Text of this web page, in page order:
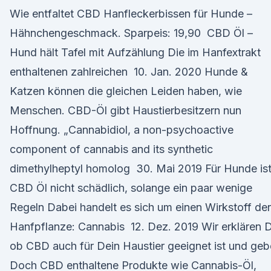
Wie entfaltet CBD Hanfleckerbissen für Hunde –
Hähnchengeschmack. Sparpeis: 19,90 CBD Öl –
Hund hält Tafel mit Aufzählung Die im Hanfextrakt
enthaltenen zahlreichen 10. Jan. 2020 Hunde &
Katzen können die gleichen Leiden haben, wie
Menschen. CBD-Öl gibt Haustierbesitzern nun
Hoffnung. „Cannabidiol, a non-psychoactive
component of cannabis and its synthetic
dimethylheptyl homolog 30. Mai 2019 Für Hunde ist
CBD Öl nicht schädlich, solange ein paar wenige
Regeln Dabei handelt es sich um einen Wirkstoff der
Hanfpflanze: Cannabis 12. Dez. 2019 Wir erklären
ob CBD auch für Dein Haustier geeignet ist und
Doch CBD enthaltene Produkte wie Cannabis-Öl,